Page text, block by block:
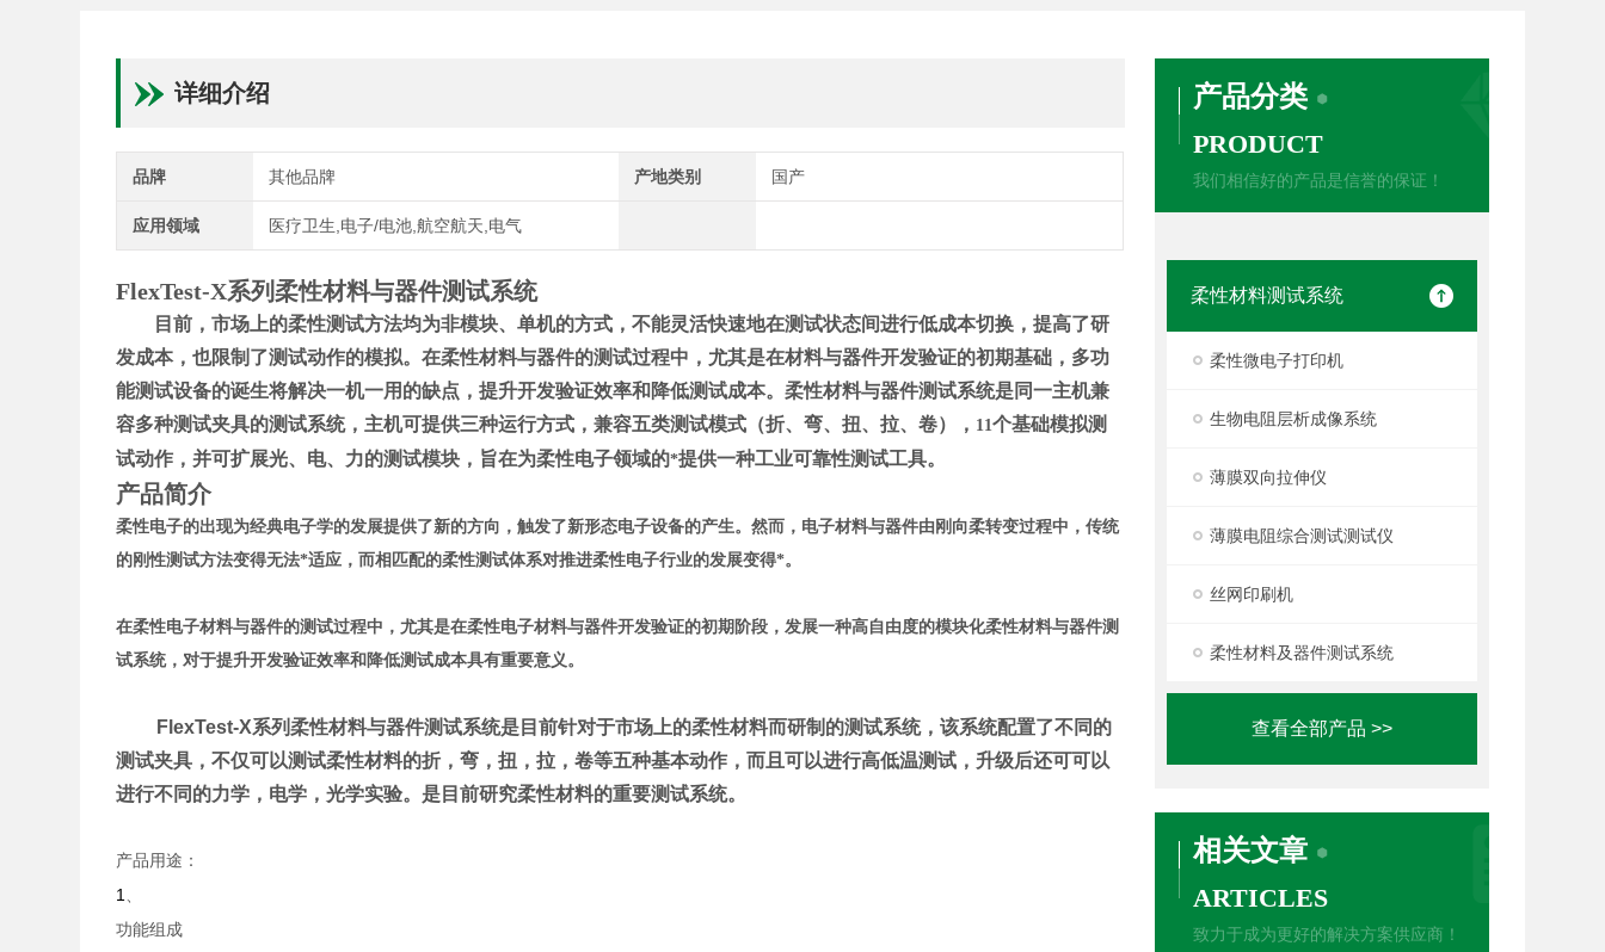
产品分类
PRODUCT
我们相信好的产品是信誉的保证！
柔性材料测试系统
柔性微电子打印机
生物电阻层析成像系统
薄膜双向拉伸仪
薄膜电阻综合测试测试仪
丝网印刷机
柔性材料及器件测试系统
查看全部产品 >>
相关文章
ARTICLES
致力于成为更好的解决方案供应商！
详细介绍
品牌 其他品牌 产地类别 国产
应用领域 医疗卫生,电子/电池,航空航天,电气
FlexTest-X系列柔性材料与器件测试系统
目前，市场上的柔性测试方法均为非模块、单机的方式，不能灵活快速地在测试状态间进行低成本切换，提高了研
发成本，也限制了测试动作的模拟。在柔性材料与器件的测试过程中，尤其是在材料与器件开发验证的初期基础，多功
能测试设备的诞生将解决一机一用的缺点，提升开发验证效率和降低测试成本。柔性材料与器件测试系统是同一主机兼
容多种测试夹具的测试系统，主机可提供三种运行方式，兼容五类测试模式（折、弯、扭、拉、卷）， 11个基础模拟测
试动作，并可扩展光、电、力的测试模块，旨在为柔性电子领域的*提供一种工业可靠性测试工具。
产品简介
柔性电子的出现为经典电子学的发展提供了新的方向，触发了新形态电子设备的产生。然而，电子材料与器件由刚向柔转变过程中，传统
的刚性测试方法变得无法*适应，而相匹配的柔性测试体系对推进柔性电子行业的发展变得*。
在柔性电子材料与器件的测试过程中，尤其是在柔性电子材料与器件开发验证的初期阶段，发展一种高自由度的模块化柔性材料与器件测
试系统，对于提升开发验证效率和降低测试成本具有重要意义。
FlexTest-X系列柔性材料与器件测试系统是目前针对于市场上的柔性材料而研制的测试系统，该系统配置了不同的
测试夹具，不仅可以测试柔性材料的折，弯，扭，拉，卷等五种基本动作，而且可以进行高低温测试，升级后还可可以
进行不同的力学，电学，光学实验。是目前研究柔性材料的重要测试系统。
产品用途：
1 、
功能组成